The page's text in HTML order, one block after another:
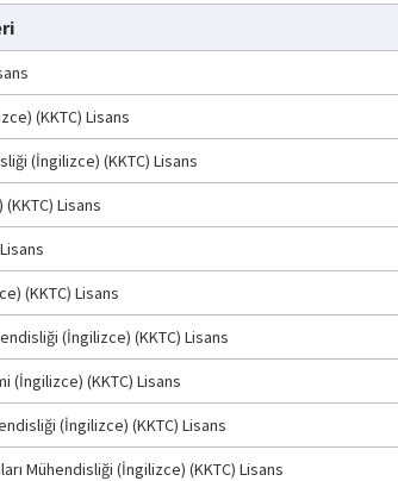
(KKTC) Lisans
(İngilizce) (KKTC) Lisans
Lisans
(KKTC) Lisans
(İngilizce) (KKTC) Lisans
(İngilizce) (KKTC) Lisans
(İngilizce) (KKTC) Lisans
Mühendisliği (İngilizce) (KKTC) Lisans